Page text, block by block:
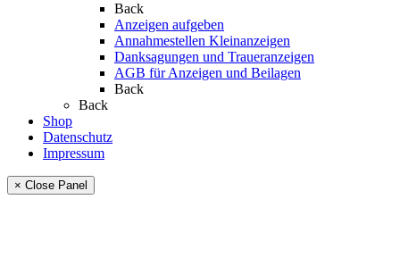
Back
Anzeigen aufgeben
Annahmestellen Kleinanzeigen
Danksagungen und Traueranzeigen
AGB für Anzeigen und Beilagen
Back
Back
Shop
Datenschutz
Impressum
× Close Panel